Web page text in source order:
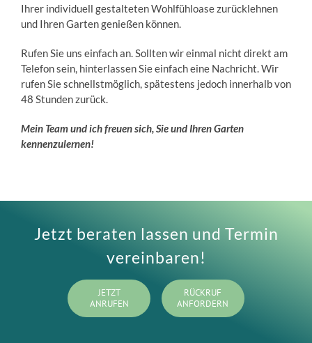
Ihrer individuell gestalteten Wohlfühloase zurücklehnen
und Ihren Garten genießen können.
Rufen Sie uns einfach an. Sollten wir einmal nicht direkt am
Telefon sein, hinterlassen Sie einfach eine Nachricht. Wir
rufen Sie schnellstmöglich, spätestens jedoch innerhalb von
48 Stunden zurück.
Mein Team und ich freuen sich, Sie und Ihren Garten
kennenzulernen!
Jetzt beraten lassen und Termin
vereinbaren!
JETZT
ANRUFEN
RÜCKRUF
ANFORDERN